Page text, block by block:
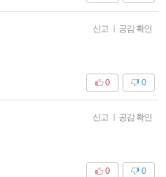
신고 | 공감 확인
0
0
신고 | 공감 확인
0
0